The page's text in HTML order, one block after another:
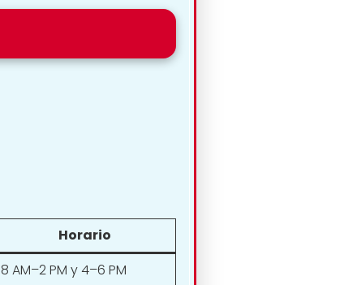
Horario
8 AM–2 PM y 4–6 PM